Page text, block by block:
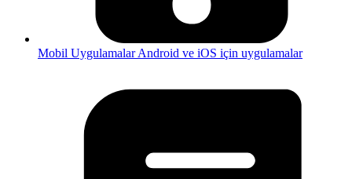
Mobil UygulamalarAndroid ve iOS için uygulamalar